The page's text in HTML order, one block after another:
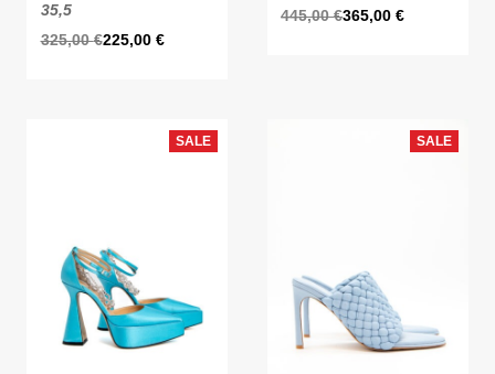
35,5
325,00€225,00 €
445,00€365,00€
SALE SALE